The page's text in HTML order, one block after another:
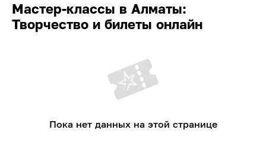
Мастер-классы в Алматы:
Творчество и билеты онлайн
Пока нет данных на этой странице